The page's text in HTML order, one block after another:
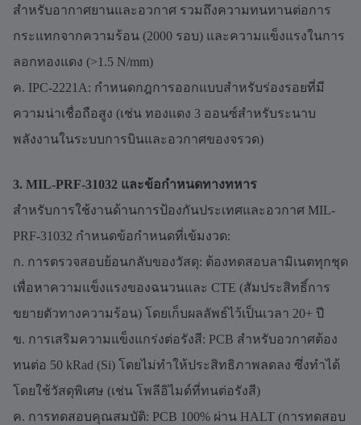
สำหรับอากาศยานและอวกาศ รวมถึงความทนทานต่อการ
กระแทกจากความร้อน (2000 รอบ) และความแข็งแรงในการ
ลอกทองแดง (>1.5 N/mm)
ค. IPC-2221A: กำหนดกฎการออกแบบสำหรับร่องรอยที่มี
ความน่าเชื่อถือสูง (เช่น ทองแดง 3 ออนซ์สำหรับระนาบ
พลังงานในระบบการบินและอวกาศของจรวด)
3. MIL-PRF-31032 และข้อกำหนดทางทหาร
สำหรับการใช้งานด้านการป้องกันประเทศและอวกาศ MIL-
PRF-31032 กำหนดข้อกำหนดที่เข้มงวด:
ก. การตรวจสอบย้อนกลับของวัสดุ: ต้องทดสอบลามิเนตทุกชุด
เพื่อหาความแข็งแรงของฉนวนและ CTE (สัมประสิทธิ์การ
ขยายตัวทางความร้อน) โดยเก็บผลลัพธ์ไว้เป็นเวลา 20+ ปี
ข. การเสริมความแข็งแกร่งต่อรังสี: PCB สำหรับอวกาศต้อง
ทนต่อ 50 kRad (Si) โดยไม่ทำให้ประสิทธิภาพลดลง ซึ่งทำได้
โดยใช้วัสดุพิเศษ (เช่น โพลีอิไมด์ที่ทนต่อรังสี)
ค. การทดสอบคุณสมบัติ: PCB 100% ผ่าน HALT (การทดสอบ